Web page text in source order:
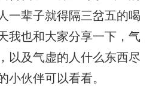
一辈子就得隔三岔五的喝
我也和大家分享一下，气
以及气虚的人什么东西尽
小伙伴可以看看。